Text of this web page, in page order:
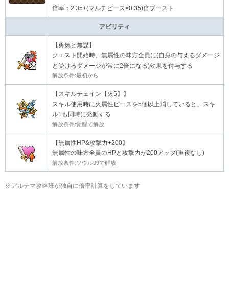
倍率：2.35+(マルチピース×0.35)倍ブースト
アビリティ
【勇気と無謀】
クエスト開始時、無属性の味方全員に(自身の与えるダメージ
と受けるダメージが常に2倍になる)効果を付与する
解放条件:最初から
【スキルチェイン【火5】】
スキル使用時に火属性ピースを5個以上消していると、スキ
ル1も同時に発動する
解放条件:覚醒で解放
【無属性HP&攻撃力+200】
無属性の味方全員のHPと攻撃力が200アップ(重複なし)
解放条件:ソウル99で解放
※アルテマ攻略班が独自に倍率計算をしています